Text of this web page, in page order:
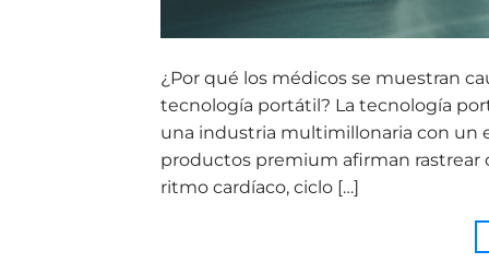
¿Por qué los médicos se muestran
tecnología portátil? La tecnología
una industria multimillonaria con un
productos premium afirman rastrear
ritmo cardíaco, ciclo […]